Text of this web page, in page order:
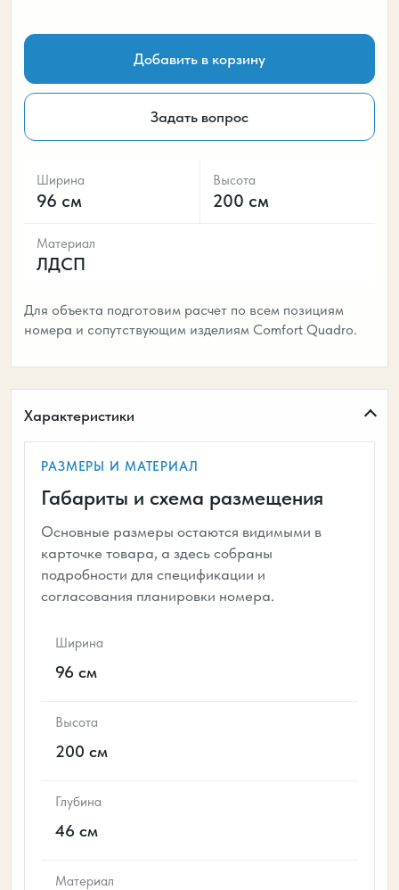
Добавить в корзину
Задать вопрос
Ширина
96 см
Высота
200 см
Материал
ЛДСП
Для объекта подготовим расчет по всем позициям
номера и сопутствующим изделиям Comfort Quadro.
Характеристики
РАЗМЕРЫ И МАТЕРИАЛ
Габариты и схема размещения
Основные размеры остаются видимыми в
карточке товара, а здесь собраны
подробности для спецификации и
согласования планировки номера.
Ширина
96 см
Высота
200 см
Глубина
46 см
Материал